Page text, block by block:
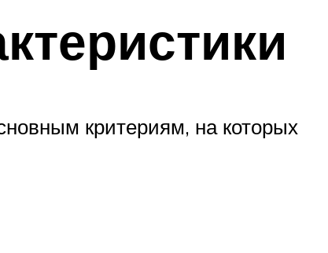
критериям, на которых